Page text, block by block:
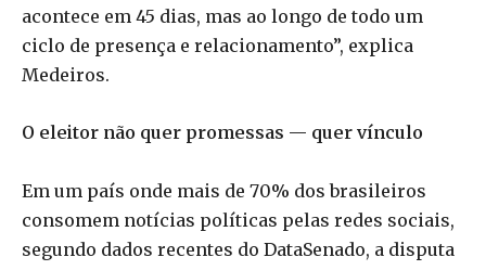
acontece em 45 dias, mas ao longo de todo um
ciclo de presença e relacionamento”, explica
Medeiros.
O eleitor não quer promessas — quer vínculo
Em um país onde mais de 70% dos brasileiros
consomem notícias políticas pelas redes sociais,
segundo dados recentes do DataSenado, a disputa